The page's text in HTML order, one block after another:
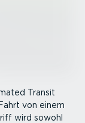
Transit
von einem
wird sowohl